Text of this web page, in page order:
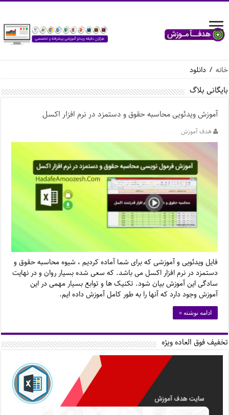
خانه / دانلود
بایگانی بلاگ
آموزش ویدئویی محاسبه حقوق و دستمزد در نرم افزار اکسل
هدف آموزش
فایل ویدئویی و آموزشی که برای شما آماده کردیم ، شیوه محاسبه حقوق و
دستمزد در نرم افزار اکسل می باشد. که سعی شده بسیار روان و در نهایت
سادگی این آموزش بیان شود. تکنیک ها و توابع بسیار مهمی در این
آموزش وجود دارد که آنها را به طور کامل آموزش داده ایم.
ادامه نوشته »
تخفیف فوق العاده ویژه